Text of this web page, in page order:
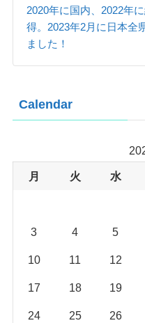
2020年に国内、2022年
得。2023年2月に日本全
ました！
Calendar
月 火 水
3 4 5
10 11 12
17 18 19
24 25 26